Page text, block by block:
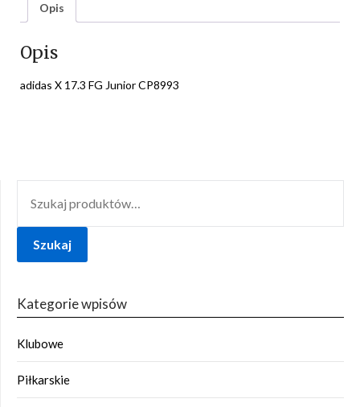
Opis
Opis
adidas X 17.3 FG Junior CP8993
Szukaj
Kategorie wpisów
Klubowe
Piłkarskie